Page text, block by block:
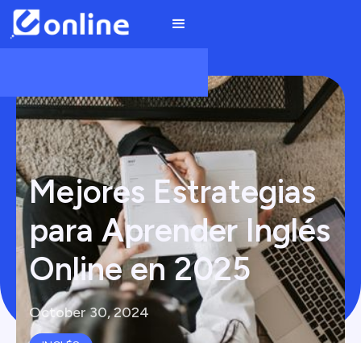
Mejores Estrategias
para Aprender Inglés
Online en 2025
October 30, 2024